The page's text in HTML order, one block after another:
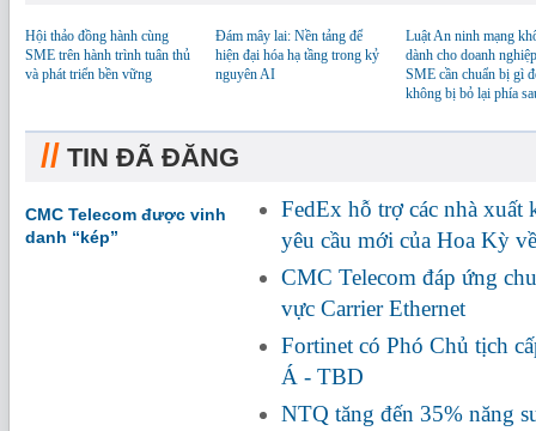
Hội thảo đồng hành cùng
SME trên hành trình tuân thủ
và phát triển bền vững
Đám mây lai: Nền tảng để
hiện đại hóa hạ tầng trong kỷ
nguyên AI
Luật An ninh mạng
dành cho doanh
SME cần chuẩn bị gì
không bị bỏ lại phía
// TIN ĐÃ ĐĂNG
CMC Telecom được vinh
danh “kép”
FedEx hỗ trợ các nhà xuất
yêu cầu mới của Hoa Kỳ
CMC Telecom đáp ứng
vực Carrier Ethernet
Fortinet có Phó Chủ tịch
Á - TBD
NTQ tăng đến 35% năng